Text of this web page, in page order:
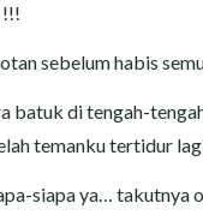
sebelum habis
batuk di tengah-
temanku tertidur
siapa ya… takutnya